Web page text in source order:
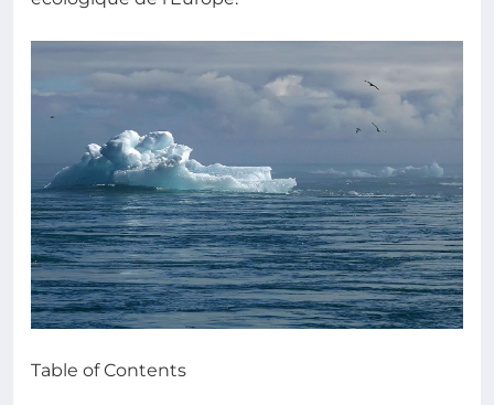
Table of Contents